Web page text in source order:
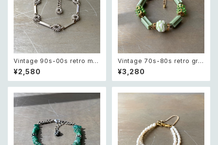
Vintage 90s-00s retro met
al wire flower chain bracel
et レトロ ヴィンテージ アクセサ
リー シルバー メタル ワイヤー
¥2,580
Vintage 70s-80s retro gre
en bijou classical beads b
racelet レトロ ヴィンテージ ア
クセサリー グリーン ビジュー ク
¥3,280